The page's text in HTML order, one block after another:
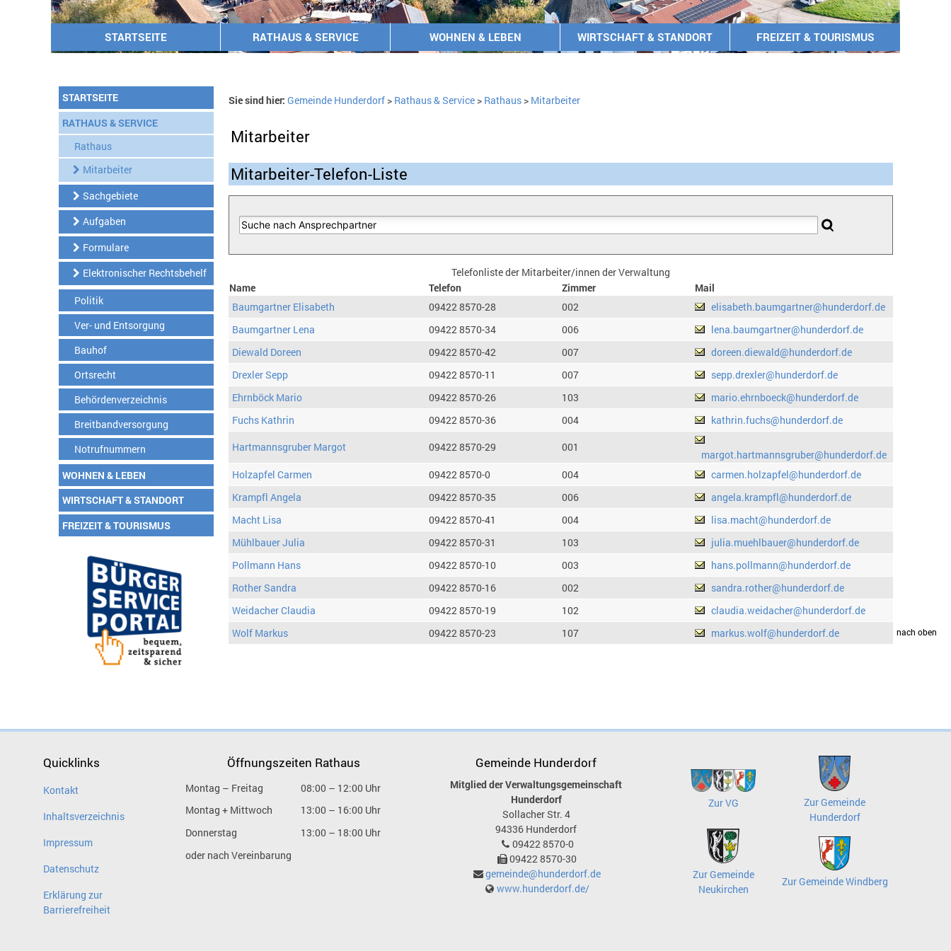
STARTSEITE RATHAUS & SERVICE WOHNEN & LEBEN WIRTSCHAFT & STANDORT FREIZEIT & TOURISMUS
STARTSEITE
RATHAUS & SERVICE
Rathaus
Mitarbeiter
Sachgebiete
Aufgaben
Formulare
Elektronischer Rechtsbehelf
Politik
Ver- und Entsorgung
Bauhof
Ortsrecht
Behördenverzeichnis
Breitbandversorgung
Notrufnummern
WOHNEN & LEBEN
WIRTSCHAFT & STANDORT
FREIZEIT & TOURISMUS
Sie sind hier: Gemeinde Hunderdorf> Rathaus & Service> Rathaus> Mitarbeiter
Mitarbeiter
Mitarbeiter-Telefon-Liste
Telefonliste der Mitarbeiter/innen der Verwaltung
Name
Telefon Zimmer
Mail
Baumgartner Elisabeth
09422 8570-28 002
elisabeth.baumgartner@hunderdorf.de
Baumgartner Lena
09422 8570-34 006
lena.baumgartner@hunderdorf.de
Diewald Doreen
09422 8570-42 007
doreen.diewald@hunderdorf.de
Drexler Sepp
09422 8570-11 007
sepp.drexler@hunderdorf.de
Ehrnböck Mario
09422 8570-26 103
mario.ehrnboeck@hunderdorf.de
Fuchs Kathrin
09422 8570-36 004
kathrin.fuchs@hunderdorf.de
Hartmannsgruber Margot
09422 8570-29 001
margot.hartmannsgruber@hunderdorf.de
Holzapfel Carmen
09422 8570-0 004
carmen.holzapfel@hunderdorf.de
Krampfl Angela
09422 8570-35 006
angela.krampfl@hunderdorf.de
Macht Lisa
09422 8570-41 004
lisa.macht@hunderdorf.de
Mühlbauer Julia
09422 8570-31 103
julia.muehlbauer@hunderdorf.de
Pollmann Hans
09422 8570-10 003
hans.pollmann@hunderdorf.de
Rother Sandra
09422 8570-16 002
sandra.rother@hunderdorf.de
Weidacher Claudia
09422 8570-19 102
claudia.weidacher@hunderdorf.de
Wolf Markus
09422 8570-23 107 markus.wolf@hunderdorf.dedrucken nach oben
Quicklinks
Kontakt
Inhaltsverzeichnis
Impressum
Datenschutz
Erklärung zur
Barrierefreiheit
Öffnungszeiten Rathaus
Montag – Freitag
08:00 – 12:00 Uhr
Montag + Mittwoch
13:00 – 16:00 Uhr
Donnerstag
13:00 – 18:00 Uhr
oder nach Vereinbarung
Gemeinde Hunderdorf
Mitglied der Verwaltungsgemeinschaft
Hunderdorf
Sollacher Str. 4
94336 Hunderdorf
09422 8570-0
09422 8570-30
gemeinde@hunderdorf.de
www.hunderdorf.de/
Zur VG
Zur Gemeinde
Hunderdorf
Zur Gemeinde
Neukirchen
Zur Gemeinde Windberg